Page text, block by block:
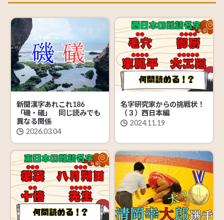
新聞漢字あれこれ186
「磯・礒」 同じ読みでも
異なる関係
2026.03.04
名字研究家からの挑戦状！
（３）西日本編
2024.11.19